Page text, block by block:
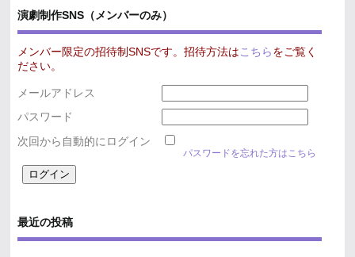
演劇制作SNS（メンバーのみ）
メンバー限定の招待制SNSです。招待方法は こちら をご覧く
ださい。
メールアドレス
パスワード
次回から自動的にログイン
パスワードを忘れた方はこちら
最近の投稿